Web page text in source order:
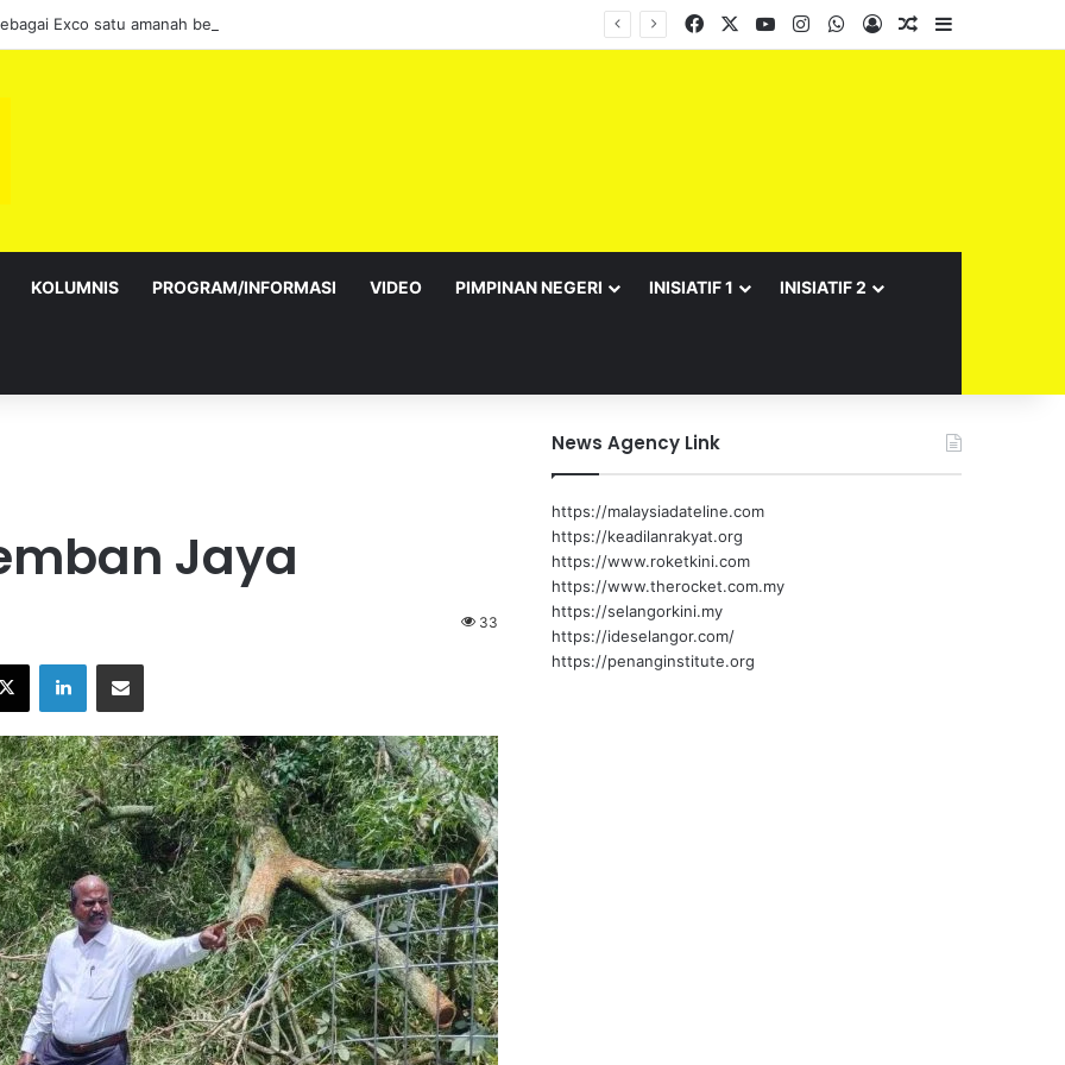
Exco satu amanah besar – Siow Kong Choon Facebook YouTubeInstagramWhatsApp
Log InRandom Article
KOLUMNIS PROGRAM/INFORMASI VIDEO PIMPINAN NEGERI INISIATIF 1 INISIATIF 2
Jaya
33
News Agency Link
https://malaysiadateline.com
https://keadilanrakyat.org
https://www.roketkini.com
https://www.therocket.com.my
https://selangorkini.my
https://ideselangor.com/
https://penanginstitute.org